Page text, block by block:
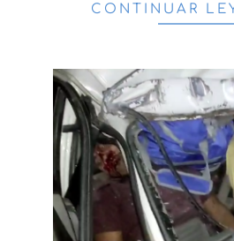
CONTINUAR